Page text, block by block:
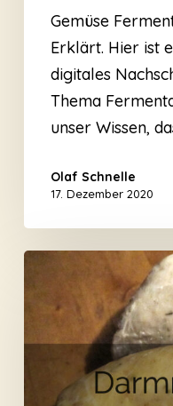
Alles.
Erklärt.
Gemüse
Erklärt. Hier ist
digitales
Thema
unser Wissen,
Olaf Schnelle
17. Dezember 2020
Darmreinigung